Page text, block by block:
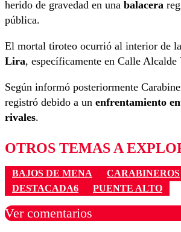
herido de gravedad en una balacera
pública.
El mortal tiroteo ocurrió al interior de la
Lira, específicamente en Calle Alcalde
Según informó posteriormente
registró debido a un enfrentamiento
rivales.
OTROS TEMAS A
BAJOS DE MENA
CARABINEROS
DESTACADA6
PUENTE ALTO
Ver comentarios